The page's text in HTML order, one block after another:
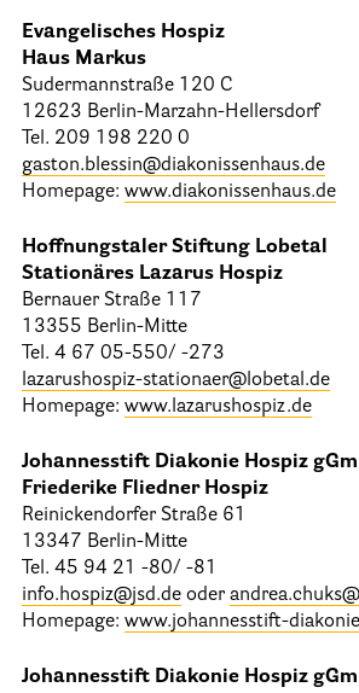
Evangelisches Hospiz
Haus Markus
Sudermannstraße 120 C
12623 Berlin-Marzahn-Hellersdorf
Tel. 209 198 220 0
gaston.blessin@diakonissenhaus.de
Homepage: www.diakonissenhaus.de
Hoffnungstaler Stiftung Lobetal
Stationäres Lazarus Hospiz
Bernauer Straße 117
13355 Berlin-Mitte
Tel. 4 67 05-550/ -273
lazarushospiz-stationaer@lobetal.de
Homepage: www.lazarushospiz.de
Johannesstift Diakonie Hospiz
Friederike Fliedner Hospiz
Reinickendorfer Straße 61
13347 Berlin-Mitte
Tel. 45 94 21 -80/ -81
info.hospiz@jsd.de oder
Homepage: www.johannesstift-
Johannesstift Diakonie Hospiz